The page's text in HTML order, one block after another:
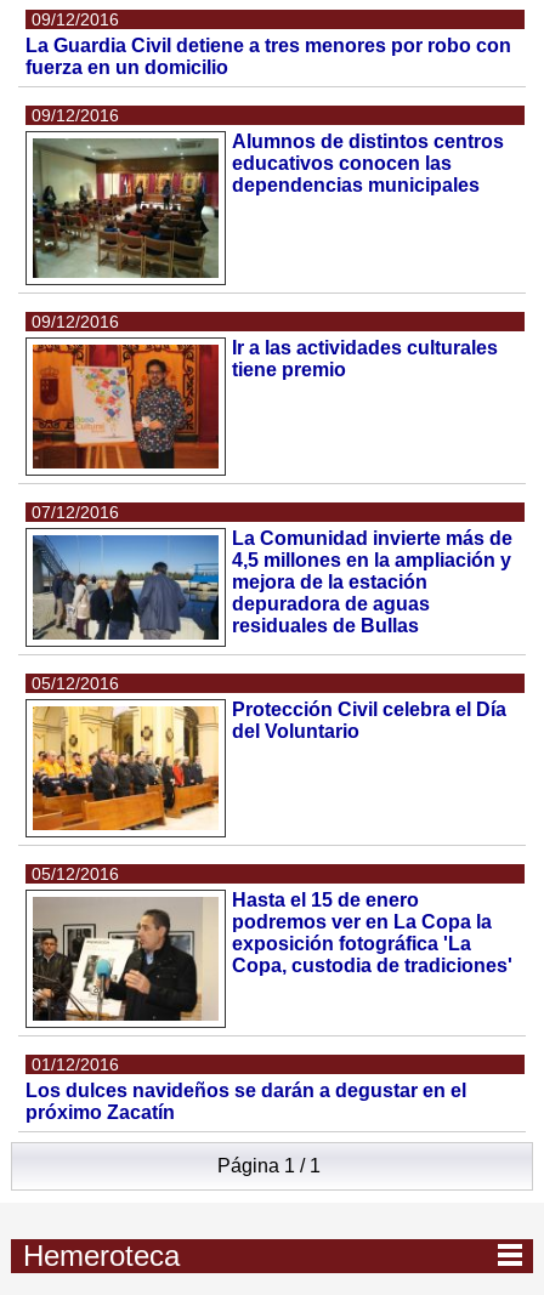
09/12/2016
La Guardia Civil detiene a tres menores por robo con
fuerza en un domicilio
09/12/2016
Alumnos de distintos centros
educativos conocen las
dependencias municipales
09/12/2016
Ir a las actividades culturales
tiene premio
07/12/2016
La Comunidad invierte más de
4,5 millones en la ampliación y
mejora de la estación
depuradora de aguas
residuales de Bullas
05/12/2016
Protección Civil celebra el Día
del Voluntario
05/12/2016
Hasta el 15 de enero
podremos ver en La Copa la
exposición fotográfica 'La
Copa, custodia de tradiciones'
01/12/2016
Los dulces navideños se darán a degustar en el
próximo Zacatín
Página 1 / 1
Hemeroteca